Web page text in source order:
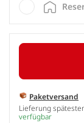
Paketversand
Lieferung
verfügbar